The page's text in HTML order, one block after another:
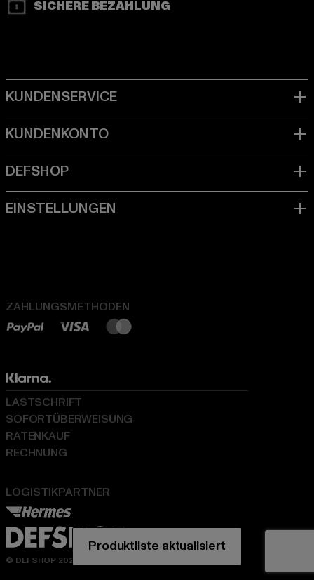
SICHERE BEZAHLUNG
ZAHLUNGSMETHODEN
LOGISTIKPARTNER
LASTSCHRIFT
SOFORTÜBERWEISUNG
RATENKAUF
RECHNUNG
© DEFSHOP 2026. Alle Rechte vorbehalten